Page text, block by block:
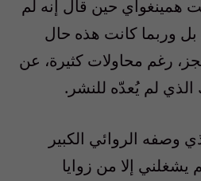
همينغواي حين قال إنه لم
وربما كانت هذه حال
رغم محاولات كثيرة، عن
الذي لم يُعدّه للنشر.
وصفه الروائي الكبير
إلا من زوايا